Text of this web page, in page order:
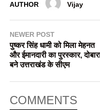
AUTHOR Vijay
NEWER POST
पुष्कर सिंह धामी को मिला मेहनत
और ईमानदारी का पुरस्कार,
बने उत्तराखंड के सीएम
COMMENTS